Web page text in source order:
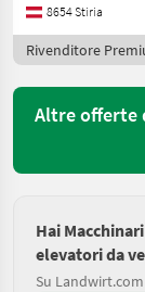
8654 Stiria
Rivenditore
Altre offerte
Hai
elevatori da
Su